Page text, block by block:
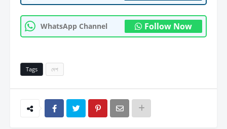
WhatsApp Channel Follow Now
Tags দেশ